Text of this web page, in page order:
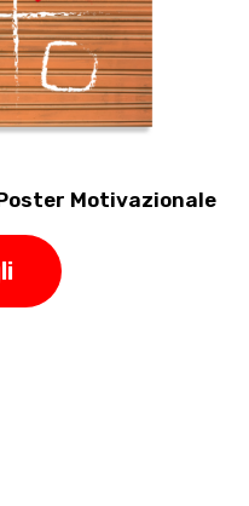
Motivazionale
pagina
del
prodotto